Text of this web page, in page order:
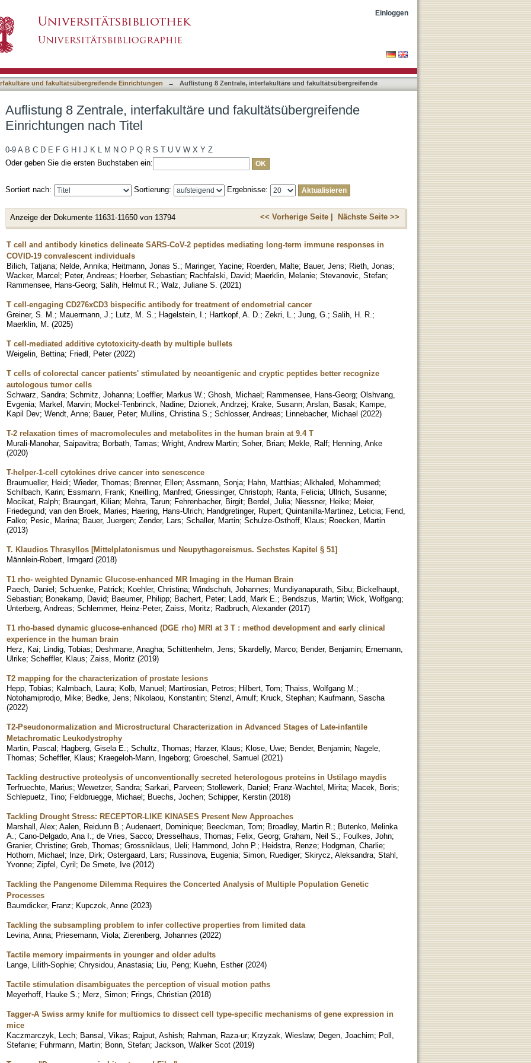
Einloggen
und fakultätsübergreifende Einrichtungen →
Auflistung 8 Zentrale, interfakultäre und fakultätsübergreifende
Auflistung 8 Zentrale, interfakultäre und fakultätsübergreifende
Einrichtungen nach Titel
0-9 A B C D E F G H J K L M N O P Q R S T U V W X Y Z
Oder geben Sie die ersten Buchstaben ein:
Sortiert nach: Sortierung: Ergebnisse:
Anzeige der Dokumente 11631-11650 von 13794 << Vorherige Seite | Nächste Seite >>
T cell and antibody kinetics delineate SARS-CoV-2 peptides mediating long-term immune responses in
COVID-19 convalescent individuals
Bilich, Tatjana; Nelde, Annika; Heitmann, Jonas S. ; Maringer, Yacine; Roerden, Malte; Bauer, Jens; Rieth, Jonas;
Wacker, Marcel; Peter, Andreas; Hoerber, Sebastian; Rachfalski, David; Maerklin, Melanie; Stevanovic, Stefan;
Rammensee, Hans-Georg; Salih, Helmut R. ; Walz, Juliane S. (2021)
T cell-engaging CD276xCD3 bispecific antibody for treatment of endometrial cancer
Greiner, S. M. ; Mauermann, J. ; Lutz, M. S. ; Hagelstein, I. ; Hartkopf, A. D. ; Zekri, L. ; Jung, G. ; Salih, H. R. ;
Maerklin, M. (2025)
T cell-mediated additive cytotoxicity-death by multiple bullets
Weigelin, Bettina; Friedl, Peter (2022)
T cells of colorectal cancer patients' stimulated by neoantigenic and cryptic peptides better recognize
autologous tumor cells
Schwarz, Sandra; Schmitz, Johanna; Loeffler, Markus W. ; Ghosh, Michael; Rammensee, Hans-Georg; Olshvang,
Evgenia; Markel, Marvin; Mockel-Tenbrinck, Nadine; Dzionek, Andrzej; Krake, Susann; Arslan, Basak; Kampe,
Kapil Dev; Wendt, Anne; Bauer, Peter; Mullins, Christina S. ; Schlosser, Andreas; Linnebacher, Michael (2022)
T-2 relaxation times of macromolecules and metabolites in the human brain at 9.4 T
Murali-Manohar, Saipavitra; Borbath, Tamas; Wright, Andrew Martin; Soher, Brian; Mekle, Ralf; Henning, Anke
(2020)
T-helper-1-cell cytokines drive cancer into senescence
Braumueller, Heidi; Wieder, Thomas; Brenner, Ellen; Assmann, Sonja; Hahn, Matthias; Alkhaled, Mohammed;
Schilbach, Karin; Essmann, Frank; Kneilling, Manfred; Griessinger, Christoph; Ranta, Felicia; Ullrich, Susanne;
Mocikat, Ralph; Braungart, Kilian; Mehra, Tarun; Fehrenbacher, Birgit; Berdel, Julia; Niessner, Heike; Meier,
Friedegund; van den Broek, Maries; Haering, Hans-Ulrich; Handgretinger, Rupert; Quintanilla-Martinez, Leticia; Fend,
Falko; Pesic, Marina; Bauer, Juergen; Zender, Lars; Schaller, Martin; Schulze-Osthoff, Klaus; Roecken, Martin
(2013)
T. Klaudios Thrasyllos [Mittelplatonismus und Neupythagoreismus. Sechstes Kapitel § 51]
Männlein-Robert, Irmgard (2018)
T1 rho- weighted Dynamic Glucose-enhanced MR Imaging in the Human Brain
Paech, Daniel; Schuenke, Patrick; Koehler, Christina; Windschuh, Johannes; Mundiyanapurath, Sibu; Bickelhaupt,
Sebastian; Bonekamp, David; Baeumer, Philipp; Bachert, Peter; Ladd, Mark E. ; Bendszus, Martin; Wick, Wolfgang;
Unterberg, Andreas; Schlemmer, Heinz-Peter; Zaiss, Moritz; Radbruch, Alexander (2017)
T1 rho-based dynamic glucose-enhanced (DGE rho) MRI at 3 T : method development and early clinical
experience in the human brain
Herz, Kai; Lindig, Tobias; Deshmane, Anagha; Schittenhelm, Jens; Skardelly, Marco; Bender, Benjamin; Ernemann,
Ulrike; Scheffler, Klaus; Zaiss, Moritz (2019)
T2 mapping for the characterization of prostate lesions
Hepp, Tobias; Kalmbach, Laura; Kolb, Manuel; Martirosian, Petros; Hilbert, Tom; Thaiss, Wolfgang M. ;
Notohamiprodjo, Mike; Bedke, Jens; Nikolaou, Konstantin; Stenzl, Arnulf; Kruck, Stephan; Kaufmann, Sascha
(2022)
T2-Pseudonormalization and Microstructural Characterization in Advanced Stages of Late-infantile
Metachromatic Leukodystrophy
Martin, Pascal; Hagberg, Gisela E. ; Schultz, Thomas; Harzer, Klaus; Klose, Uwe; Bender, Benjamin; Nagele,
Thomas; Scheffler, Klaus; Kraegeloh-Mann, Ingeborg; Groeschel, Samuel (2021)
Tackling destructive proteolysis of unconventionally secreted heterologous proteins in Ustilago maydis
Terfruechte, Marius; Wewetzer, Sandra; Sarkari, Parveen; Stollewerk, Daniel; Franz-Wachtel, Mirita; Macek, Boris;
Schlepuetz, Tino; Feldbruegge, Michael; Buechs, Jochen; Schipper, Kerstin (2018)
Tackling Drought Stress: RECEPTOR-LIKE KINASES Present New Approaches
Marshall, Alex; Aalen, Reidunn B. ; Audenaert, Dominique; Beeckman, Tom; Broadley, Martin R. ; Butenko, Melinka
A. ; Cano-Delgado, Ana I. ; de Vries, Sacco; Dresselhaus, Thomas; Felix, Georg; Graham, Neil S. ; Foulkes, John;
Granier, Christine; Greb, Thomas; Grossniklaus, Ueli; Hammond, John P. ; Heidstra, Renze; Hodgman, Charlie;
Hothorn, Michael; Inze, Dirk; Ostergaard, Lars; Russinova, Eugenia; Simon, Ruediger; Skirycz, Aleksandra; Stahl,
Yvonne; Zipfel, Cyril; De Smete, Ive (2012)
Tackling the Pangenome Dilemma Requires the Concerted Analysis of Multiple Population Genetic
Processes
Baumdicker, Franz; Kupczok, Anne (2023)
Tackling the subsampling problem to infer collective properties from limited data
Levina, Anna; Priesemann, Viola; Zierenberg, Johannes (2022)
Tactile memory impairments in younger and older adults
Lange, Lilith-Sophie; Chrysidou, Anastasia; Liu, Peng; Kuehn, Esther (2024)
Tactile stimulation disambiguates the perception of visual motion paths
Meyerhoff, Hauke S. ; Merz, Simon; Frings, Christian (2018)
Tagger-A Swiss army knife for multiomics to dissect cell type-specific mechanisms of gene expression in
mice
Kaczmarczyk, Lech; Bansal, Vikas; Rajput, Ashish; Rahman, Raza-ur; Krzyzak, Wieslaw; Degen, Joachim; Poll,
Stefanie; Fuhrmann, Martin; Bonn, Stefan; Jackson, Walker Scot (2019)